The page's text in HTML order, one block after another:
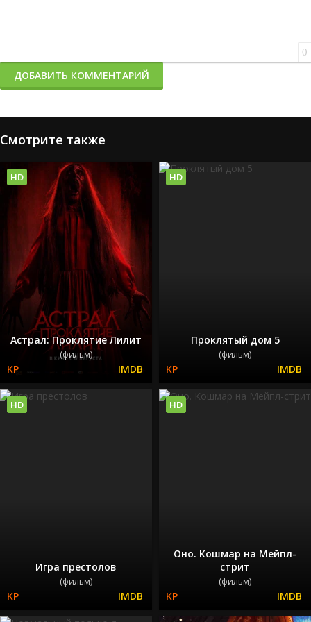
0
ДОБАВИТЬ КОММЕНТАРИЙ
Смотрите также
Астрал: Проклятие Лилит
(фильм)
HD
Проклятый дом 5
(фильм)
HD
Игра престолов
(фильм)
HD
Оно. Кошмар на Мейпл-
стрит
(фильм)
HD